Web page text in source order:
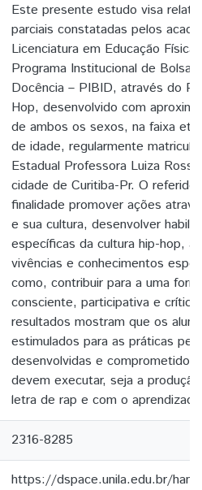
Este presente estudo visa
parciais constatadas pelos
Licenciatura em Educação
Programa Institucional de Bolsa
Docência – PIBID, através do
Hop, desenvolvido com
de ambos os sexos, na faixa
de idade, regularmente
Estadual Professora Luiza Ross
cidade de Curitiba-Pr. O
finalidade promover ações
e sua cultura, desenvolver
específicas da cultura hip-hop,
vivências e conhecimentos
como, contribuir para a uma
consciente, participativa e
resultados mostram que os
estimulados para as práticas
desenvolvidas e comprometidos
devem executar, seja a
letra de rap e com o
2316-8285
https://dspace.unila.edu.br/